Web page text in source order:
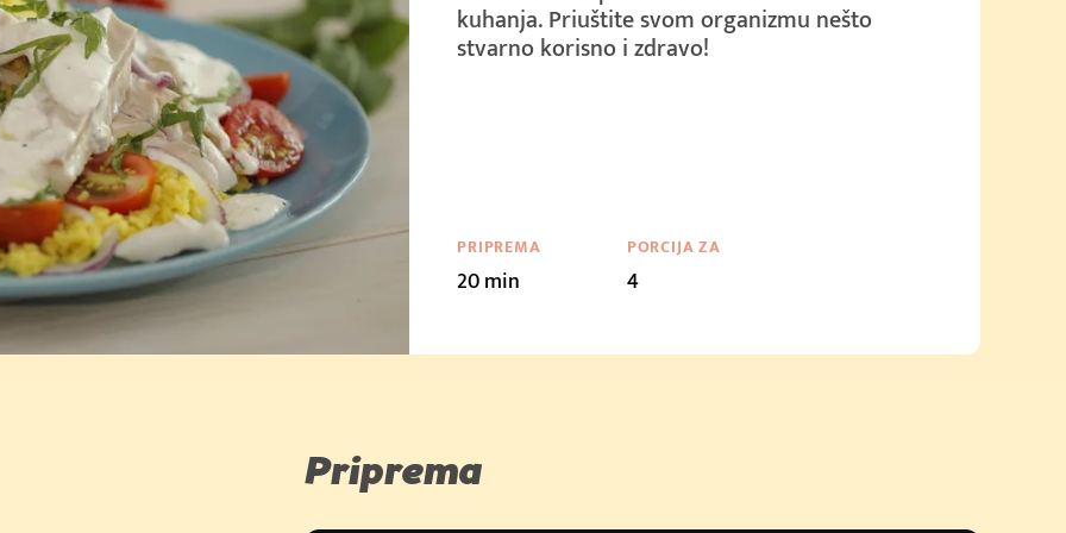
kuhanja. Priuštite svom organizmu nešto
stvarno korisno i zdravo!
PRIPREMA
20 min
PORCIJA ZA
4
kom
kom
Priprema